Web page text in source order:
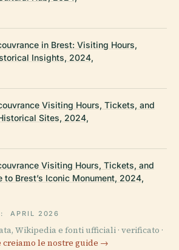
in Brest: Visiting Hours,
Insights, 2024,
Visiting Hours, Tickets, and
Sites, 2024,
Visiting Hours, Tickets, and
to Brest’s Iconic Monument, 2024,
APRIL 2026
Wikipedia e fonti ufficiali · verificato ·
creiamo le nostre guide →